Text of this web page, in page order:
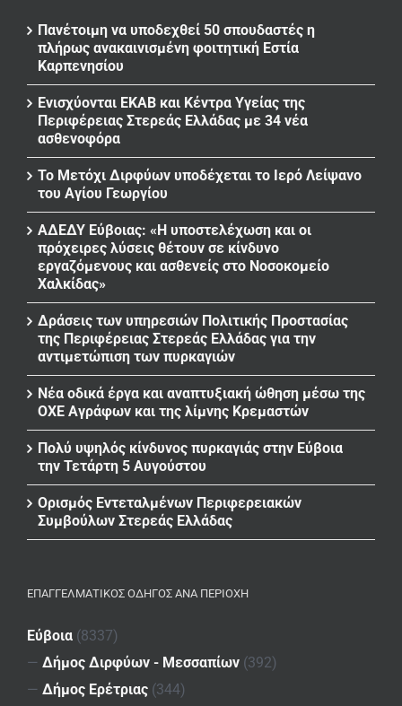
Πανέτοιμη να υποδεχθεί 50 σπουδαστές η
πλήρως ανακαινισμένη φοιτητική Εστία
Καρπενησίου
Ενισχύονται ΕΚΑΒ και Κέντρα Υγείας της
Περιφέρειας Στερεάς Ελλάδας με 34 νέα
ασθενοφόρα
Το Μετόχι Διρφύων υποδέχεται το Ιερό Λείψανο
του Αγίου Γεωργίου
ΑΔΕΔΥ Εύβοιας: «Η υποστελέχωση και οι
πρόχειρες λύσεις θέτουν σε κίνδυνο
εργαζόμενους και ασθενείς στο Νοσοκομείο
Χαλκίδας»
Δράσεις των υπηρεσιών Πολιτικής Προστασίας
της Περιφέρειας Στερεάς Ελλάδας για την
αντιμετώπιση των πυρκαγιών
Νέα οδικά έργα και αναπτυξιακή ώθηση μέσω της
ΟΧΕ Αγράφων και της λίμνης Κρεμαστών
Πολύ υψηλός κίνδυνος πυρκαγιάς στην Εύβοια
την Τετάρτη 5 Αυγούστου
Ορισμός Εντεταλμένων Περιφερειακών
Συμβούλων Στερεάς Ελλάδας
ΕΠΑΓΓΕΛΜΑΤΙΚΌΣ ΟΔΗΓΌΣ ΑΝΆ ΠΕΡΙΟΧΉ
Εύβοια (8337)
— Δήμος Διρφύων - Μεσσαπίων (392)
— Δήμος Ερέτριας (344)